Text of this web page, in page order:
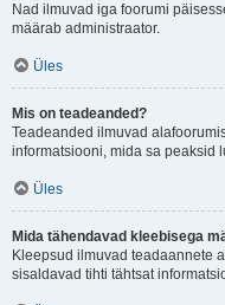
Nad ilmuvad iga foorumi
määrab administraator.
Üles
Mis on teadeanded?
Teadeanded ilmuvad
informatsiooni, mida sa peaksid
Üles
Mida tähendavad kleebisega
Kleepsud ilmuvad teadaannete
sisaldavad tihti tähtsat